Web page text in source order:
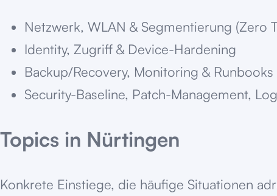
Netzwerk, WLAN & Segmentierung (Zero
Identity, Zugriff & Device-Hardening
Backup/Recovery, Monitoring & Runbooks
Security-Baseline, Patch-Management,
Topics in Nürtingen
Konkrete Einstiege, die häufige Situationen